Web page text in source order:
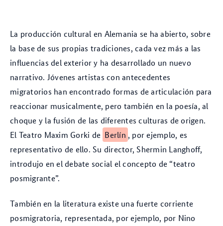
La producción cultural en Alemania se ha abierto, sobre
la base de sus propias tradiciones, cada vez más a las
influencias del exterior y ha desarrollado un nuevo
narrativo. Jóvenes artistas con antecedentes
migratorios han encontrado formas de articulación para
reaccionar musicalmente, pero también en la poesía, al
choque y la fusión de las diferentes culturas de origen.
El Teatro Maxim Gorki de Berlín , por ejemplo, es
representativo de ello. Su director, Shermin Langhoff,
introdujo en el debate social el concepto de “teatro
posmigrante”.
También en la literatura existe una fuerte corriente
posmigratoria, representada, por ejemplo, por Nino